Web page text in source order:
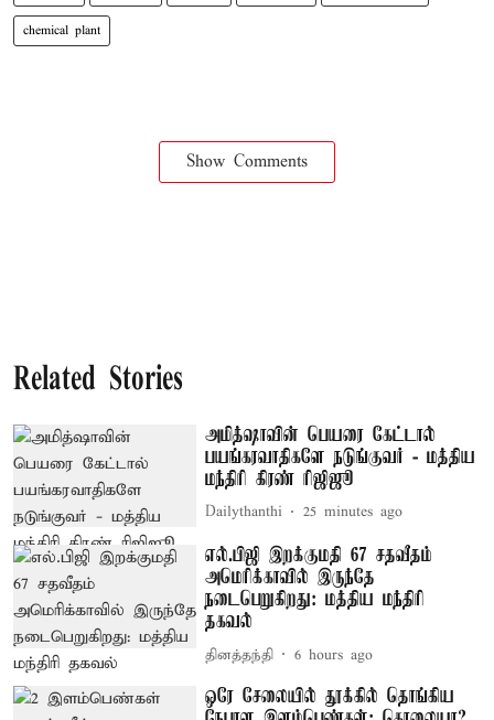
chemical plant
Show Comments
Related Stories
அமித்ஷாவின் பெயரை கேட்டால்
பயங்கரவாதிகளே நடுங்குவர் - மத்திய
மந்திரி கிரண் ரிஜிஜூ
Dailythanthi 25 minutes ago
எல்.பிஜி இறக்குமதி 67 சதவீதம்
அமெரிக்காவில் இருந்தே
நடைபெறுகிறது: மத்திய மந்திரி
தகவல்
தினத்தந்தி 6 hours ago
ஒரே சேலையில் தூக்கில் தொங்கிய